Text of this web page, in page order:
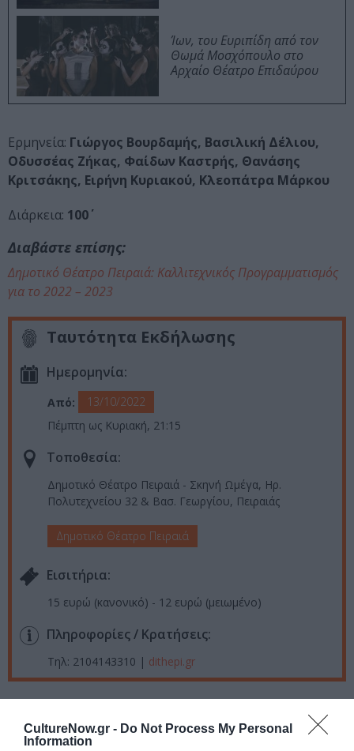
CultureNow.gr - Do Not Process My Personal
Information
Ίων, του Ευριπίδη από τον
Θωμά Μοσχόπουλο στο
Αρχαίο Θέατρο Επιδαύρου
Ερμηνεία: Γιώργος Βουρδαμής, Βασιλική Δέλιου,
Οδυσσέας Ζήκας, Φαίδων Καστρής, Θανάσης
Κριτσάκης, Ειρήνη Κυριακού, Κλεοπάτρα Μάρκου
Διάρκεια: 100΄
Διαβάστε επίσης:
Δημοτικό Θέατρο Πειραιά: Καλλιτεχνικός Προγραμματισμός
για το 2022 – 2023
Ταυτότητα Εκδήλωσης
Ημερομηνία:
Από:
13/10/2022
Πέμπτη ως Κυριακή, 21:15
Τοποθεσία:
Δημοτικό Θέατρο Πειραιά - Σκηνή Ωμέγα, Ηρ.
Πολυτεχνείου 32 & Βασ. Γεωργίου, Πειραιάς
Δημοτικό Θέατρο Πειραιά
Eισιτήρια:
15 ευρώ (κανονικό) - 12 ευρώ (μειωμένο)
Πληροφορίες / Κρατήσεις:
Τηλ: 2104143310 | dithepi.gr
μάθετε πρώτοι όλες τις ειδήσεις